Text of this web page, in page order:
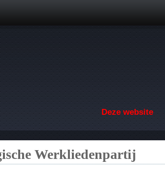
Deze website
Werkliedenpartij